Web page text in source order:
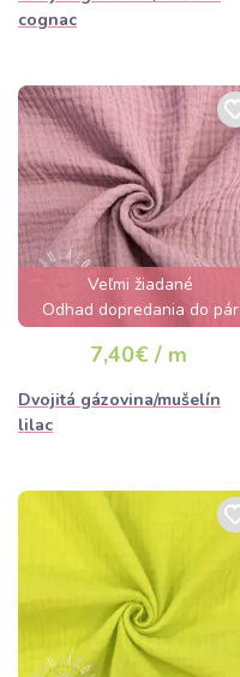
cognac
Veľmi žiadané
Odhad dopredania do pár
hodín
7,40€ / m
Dvojitá gázovina/mušelín
lilac